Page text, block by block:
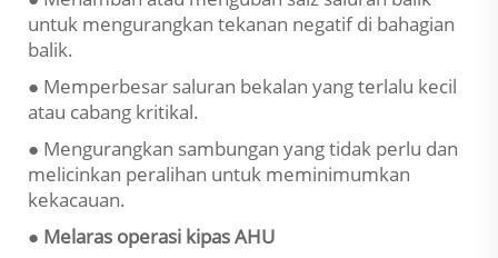
untuk mengurangkan tekanan negatif di bahagian
balik.
● Memperbesar saluran bekalan yang terlalu kecil
atau cabang kritikal.
● Mengurangkan sambungan yang tidak perlu dan
melicinkan peralihan untuk meminimumkan
kekacauan.
● Melaras operasi kipas AHU